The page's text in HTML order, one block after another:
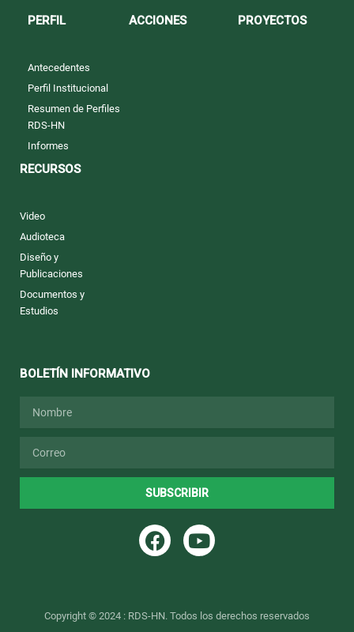
PERFIL
Antecedentes
Perfil Institucional
Resumen de Perfiles
RDS-HN
Informes
ACCIONES PROYECTOS
RECURSOS
Video
Audioteca
Diseño y
Publicaciones
Documentos y
Estudios
BOLETÍN INFORMATIVO
SUBSCRIBIR
F
a
b
Y
o
u
Copyright © 2024 : RDS-HN. Todos los derechos reservados